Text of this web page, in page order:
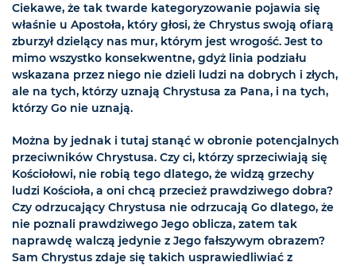
Ciekawe, że tak twarde kategoryzowanie pojawia się
właśnie u Apostoła, który głosi, że Chrystus swoją ofiarą
zburzył dzielący nas mur, którym jest wrogość. Jest to
mimo wszystko konsekwentne, gdyż linia podziału
wskazana przez niego nie dzieli ludzi na dobrych i złych,
ale na tych, którzy uznają Chrystusa za Pana, i na tych,
którzy Go nie uznają.
Można by jednak i tutaj stanąć w obronie potencjalnych
przeciwników Chrystusa. Czy ci, którzy sprzeciwiają się
Kościołowi, nie robią tego dlatego, że widzą grzechy
ludzi Kościoła, a oni chcą przecież prawdziwego dobra?
Czy odrzucający Chrystusa nie odrzucają Go dlatego, że
nie poznali prawdziwego Jego oblicza, zatem tak
naprawdę walczą jedynie z Jego fałszywym obrazem?
Sam Chrystus zdaje się takich usprawiedliwiać z